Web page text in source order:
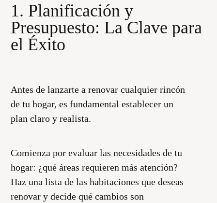
1. Planificación y
Presupuesto: La Clave para
el Éxito
Antes de lanzarte a renovar cualquier rincón
de tu hogar, es fundamental establecer un
plan claro y realista.
Comienza por evaluar las necesidades de tu
hogar: ¿qué áreas requieren más atención?
Haz una lista de las habitaciones que deseas
renovar y decide qué cambios son